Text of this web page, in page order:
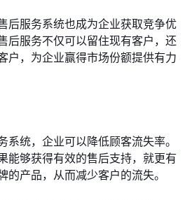
后服务系统也成为企业获取竞争优
后服务不仅可以留住现有客户，还
户，为企业赢得市场份额提供有力
统，企业可以降低顾客流失率。
能够获得有效的售后支持，就更有
产品，从而减少客户的流失。